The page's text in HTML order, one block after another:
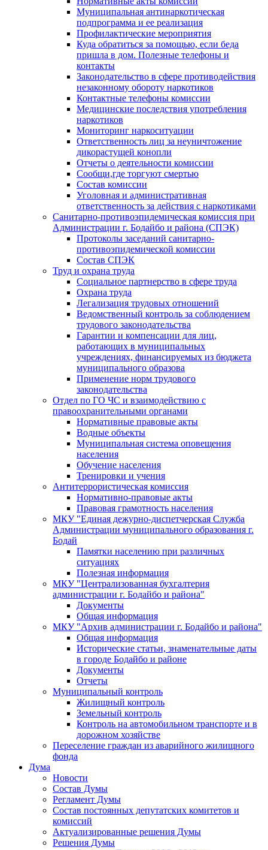
Муниципальная антинаркотическая
подпрограмма и ее реализация
Профилактические мероприятия
Куда обратиться за помощью, если беда
пришла в дом. Полезные телефоны и
контакты
Законодательство в сфере противодействия
незаконному обороту наркотиков
Контактные телефоны комиссии
Медицинские последствия употребления
наркотиков
Мониторинг наркоситуации
Ответственность лиц за неуничтожение
дикорастущей конопли
Отчеты о деятельности комиссии
Сообщи,где торгуют смертью
Состав комиссии
Уголовная и административная
ответственность за действия с наркотиками
Санитарно-противоэпидемическая комиссия при
Администрации г. Бодайбо и района (СПЭК)
Протоколы заседаний санитарно-
противоэпидемической комиссии
Состав СПЭК
Труд и охрана труда
Социальное партнерство в сфере труда
Охрана труда
Легализация трудовых отношений
Ведомственный контроль за соблюдением
трудового законодательства
Гарантии и компенсации для лиц,
работающих в муниципальных
учреждениях, финансируемых из бюджета
муниципального образова
Применение норм трудового
законодательства
Отдел по ГО ЧС и взаимодействию с
правоохранительными органами
Нормативные правовые акты
Водные объекты
Муниципальная система оповещения
населения
Обучение населения
Тренировки и учения
Антитеррористическая комиссия
Нормативно-правовые акты
Правовая грамотность населения
МКУ "Единая дежурно-диспетчерская Служба
Администрации муниципального образования г.
Бодай
Памятки населению при различных
ситуациях
Полезная информация
МКУ "Централизованная бухгалтерия
администрации г. Бодайбо и района"
Документы
Общая информация
МКУ "Архив администрации г. Бодайбо и района"
Общая информация
Исторические статьи, знаменательные даты
в городе Бодайбо и районе
Документы
Отчеты
Муниципальный контроль
Жилищный контроль
Земельный контроль
Контроль на автомобильном транспорте и в
дорожном хозяйстве
Переселение граждан из аварийного жилищного
фонда
Дума
Новости
Состав Думы
Регламент Думы
Состав постоянных депутатских комитетов и
комиссий
Актуализированные решения Думы
Решения Думы